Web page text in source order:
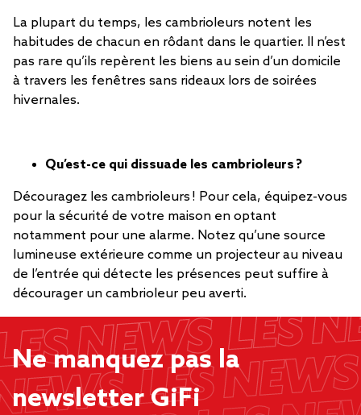
La plupart du temps, les cambrioleurs notent les
habitudes de chacun en rôdant dans le quartier. Il n’est
pas rare qu’ils repèrent les biens au sein d’un domicile
à travers les fenêtres sans rideaux lors de soirées
hivernales.
Qu’est-ce qui dissuade les cambrioleurs ?
Découragez les cambrioleurs ! Pour cela, équipez-vous
pour la sécurité de votre maison en optant
notamment pour une alarme. Notez qu’une source
lumineuse extérieure comme un projecteur au niveau
de l’entrée qui détecte les présences peut suffire à
décourager un cambrioleur peu averti.
Ne manquez pas la
newsletter GiFi